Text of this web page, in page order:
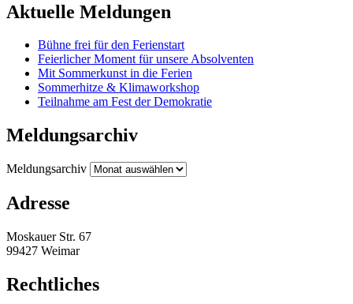
Aktuelle Meldungen
Bühne frei für den Ferienstart
Feierlicher Moment für unsere Absolventen
Mit Sommerkunst in die Ferien
Sommerhitze & Klimaworkshop
Teilnahme am Fest der Demokratie
Meldungsarchiv
Meldungsarchiv
Adresse
Moskauer Str. 67
99427 Weimar
Rechtliches